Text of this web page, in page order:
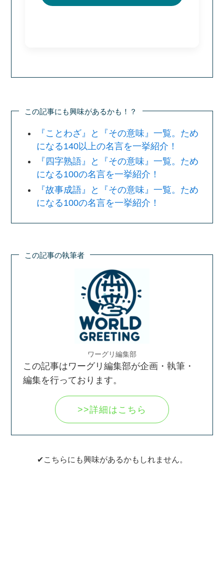
この記事にも興味があるかも！？
『ことわざ』と『その意味』一覧。ため
になる140以上の名言を一挙紹介！
『四字熟語』と『その意味』一覧。ため
になる100の名言を一挙紹介！
『故事成語』と『その意味』一覧。ため
になる100の名言を一挙紹介！
この記事の執筆者
ワーグリ編集部
この記事はワーグリ編集部が企画・執筆・
編集を行っております。
>>詳細はこちら
✔こちらにも興味があるかもしれません。